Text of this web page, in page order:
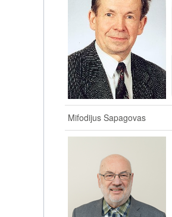
Mifodijus Sapagovas